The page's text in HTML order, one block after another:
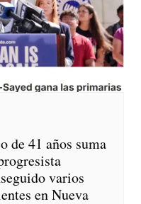
de 41 años suma
varios
en Nueva